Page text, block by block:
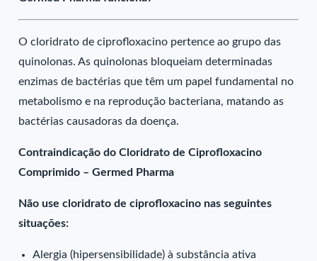
O cloridrato de ciprofloxacino pertence ao grupo das
quinolonas. As quinolonas bloqueiam determinadas
enzimas de bactérias que têm um papel fundamental no
metabolismo e na reprodução bacteriana, matando as
bactérias causadoras da doença.
Contraindicação do Cloridrato de Ciprofloxacino
Comprimido – Germed Pharma
Não use cloridrato de ciprofloxacino nas seguintes
situações:
Alergia (hipersensibilidade) à substância ativa